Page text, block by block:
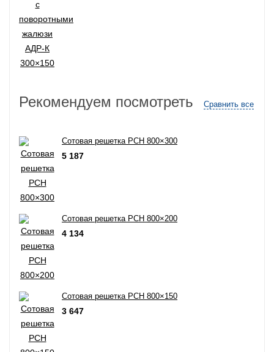
Рекомендуем посмотреть Сравнить все
Сотовая решетка РСН 800×300
5 187
Сотовая решетка РСН 800×200
4 134
Сотовая решетка РСН 800×150
3 647